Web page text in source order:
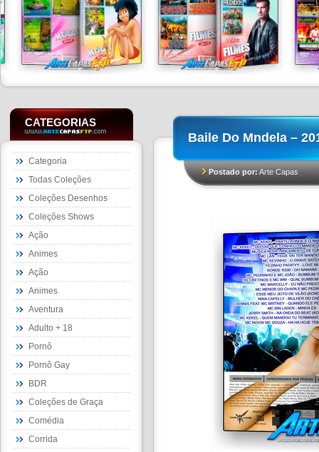
CATEGORIAS
Categoria
Todas Coleções
Coleções Desenhos
Coleções Shows
Ação
Animes
Ação
Animes
Aventura
Adulto + 18
Pornô
Pornô Gay
BDR
Coleções de Graça
Comédia
Corrida
Baile Do Mndela –
Postado por:Arte Capas